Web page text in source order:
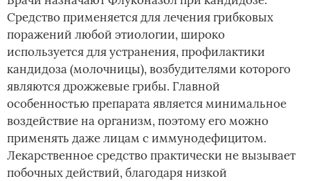
Средство применяется для лечения грибковых
поражений любой этиологии, широко
используется для устранения, профилактики
кандидоза (молочницы), возбудителями которого
являются дрожжевые грибы. Главной
особенностью препарата является минимальное
воздействие на организм, поэтому его можно
применять даже лицам с иммунодефицитом.
Лекарственное средство практически не вызывает
побочных действий, благодаря низкой